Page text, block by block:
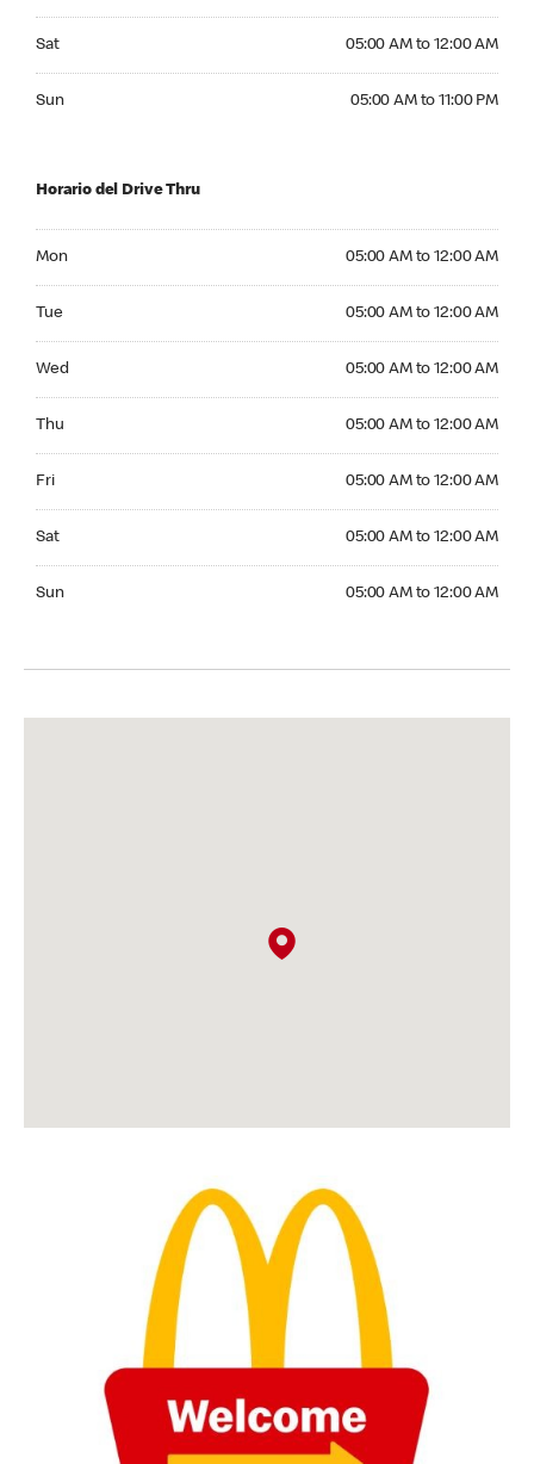
Sat 05:00 AM to 12:00 AM
Sun 05:00 AM to 11:00 PM
Horario del Drive Thru
Mon 05:00 AM to 12:00 AM
Tue 05:00 AM to 12:00 AM
Wed 05:00 AM to 12:00 AM
Thu 05:00 AM to 12:00 AM
Fri 05:00 AM to 12:00 AM
Sat 05:00 AM to 12:00 AM
Sun 05:00 AM to 12:00 AM